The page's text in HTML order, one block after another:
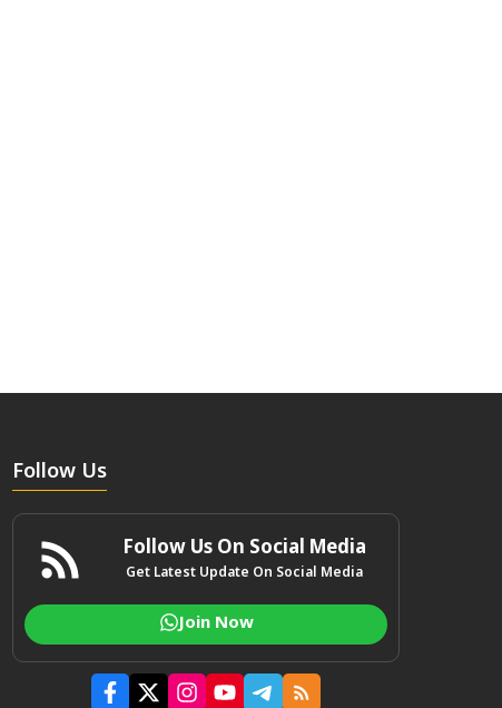
Follow Us
Follow Us On Social Media
Get Latest Update On Social Media
Join Now